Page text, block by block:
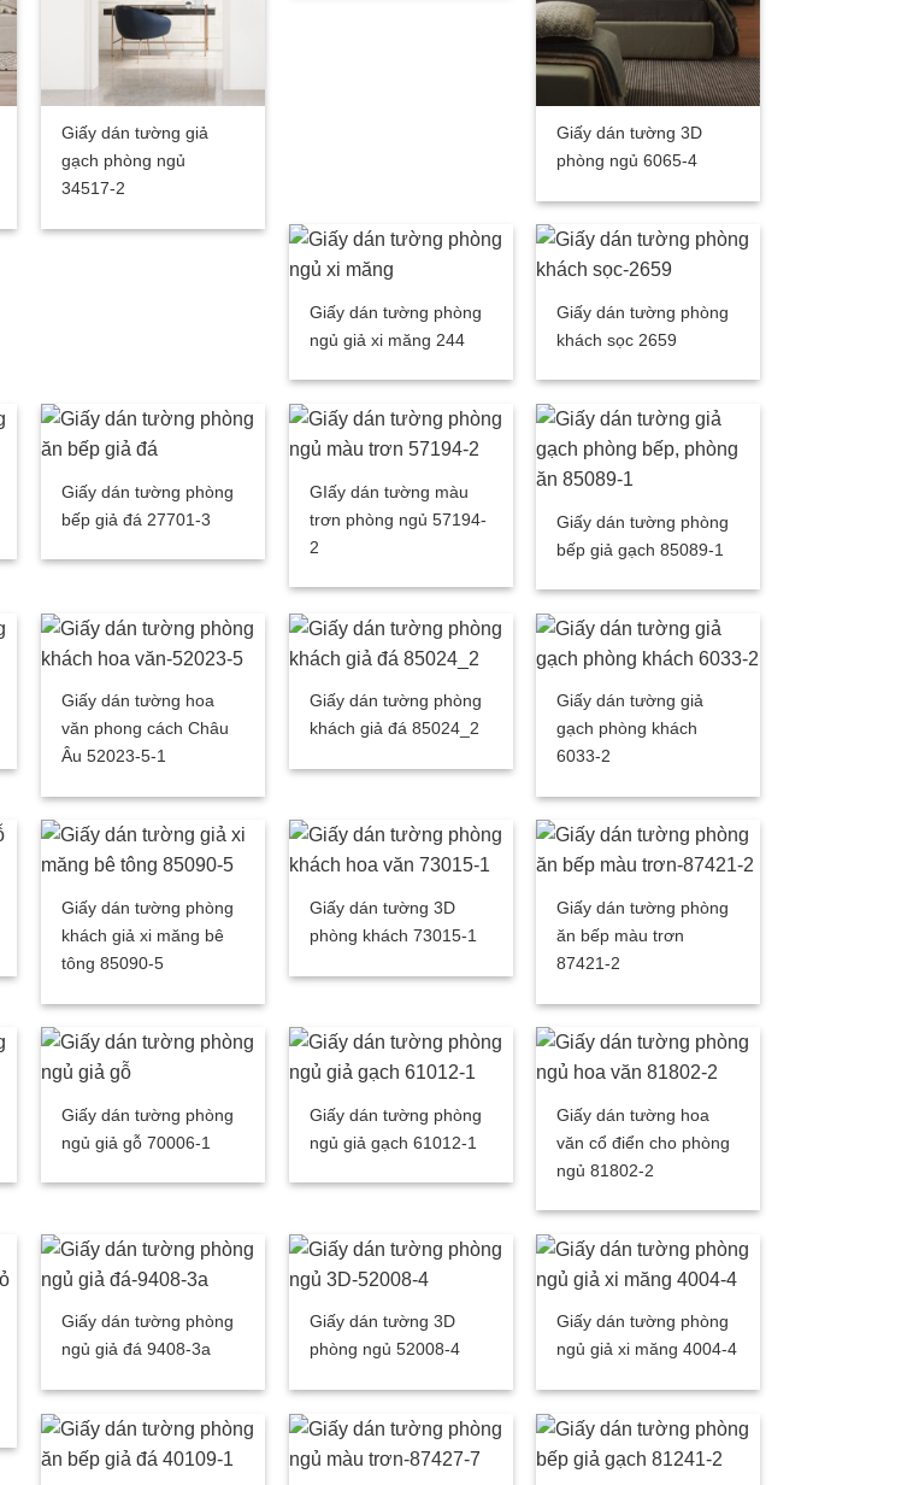
Giấy dán tường giả
gạch phòng ngủ
34517-2
Giấy dán tường 3D
phòng ngủ 6065-4
Giấy dán tường phòng
ngủ giả xi măng 244
Giấy dán tường phòng
khách sọc 2659
Giấy dán tường phòng
bếp giả đá 27701-3
GIấy dán tường màu
trơn phòng ngủ 57194-
2
Giấy dán tường phòng
bếp giả gạch 85089-1
Giấy dán tường hoa
văn phong cách Châu
Âu 52023-5-1
Giấy dán tường phòng
khách giả đá 85024_2
Giấy dán tường giả
gạch phòng khách
6033-2
Giấy dán tường phòng
khách giả xi măng bê
tông 85090-5
Giấy dán tường 3D
phòng khách 73015-1
Giấy dán tường phòng
ăn bếp màu trơn
87421-2
Giấy dán tường phòng
ngủ giả gỗ 70006-1
Giấy dán tường phòng
ngủ giả gạch 61012-1
Giấy dán tường hoa
văn cổ điển cho phòng
ngủ 81802-2
Giấy dán tường phòng
ngủ giả đá 9408-3a
Giấy dán tường 3D
phòng ngủ 52008-4
Giấy dán tường phòng
ngủ giả xi măng 4004-4